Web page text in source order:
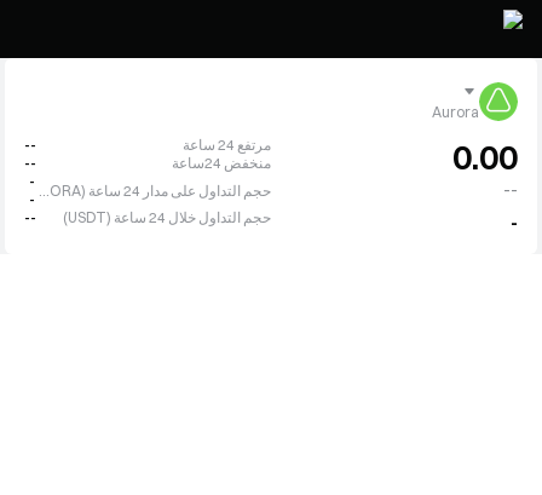
Aurora
0.00
--
-
مرتفع 24 ساعة
--
منخفض 24ساعة
--
-
-
حجم التداول خلال 24 ساعة (USDT)
--